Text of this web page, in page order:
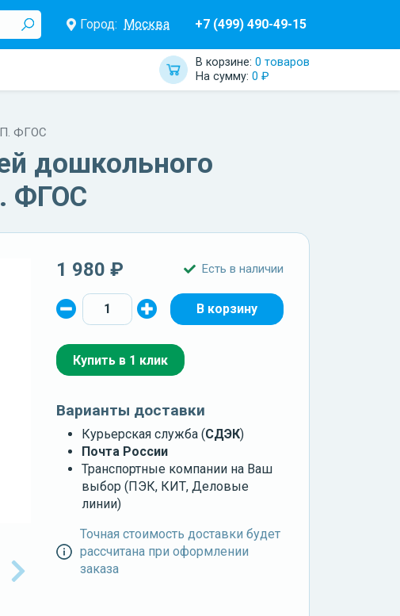
Город: Москва +7 (499) 490-49-15
В корзине: 0 товаров
На сумму: 0 ₽
ФГОС
дошкольного
ФГОС
1 980 ₽ Есть в наличии
Купить в 1 клик
Варианты доставки
Курьерская служба (СДЭК)
Почта России
Транспортные компании на Ваш
выбор (ПЭК, КИТ, Деловые
линии)
Точная стоимость доставки будет
рассчитана при оформлении
заказа